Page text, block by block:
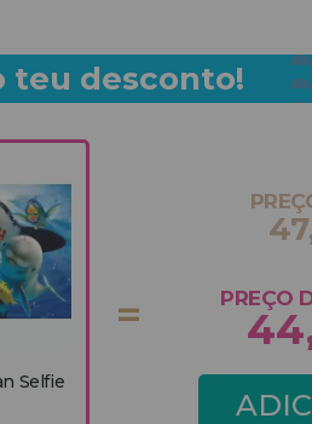
teu desconto!
Selfie
PREÇO